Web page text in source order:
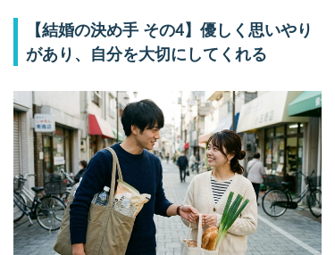
【結婚の決め手 その4】優しく思いやり
があり、自分を大切にしてくれる